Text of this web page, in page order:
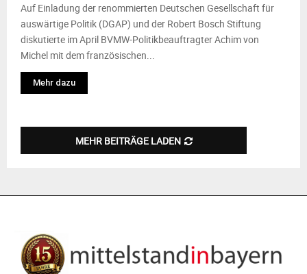
Auf Einladung der renommierten Deutschen Gesellschaft für
auswärtige Politik (DGAP) und der Robert Bosch Stiftung
diskutierte im April BVMW-Politikbeauftragter Achim von
Michel mit dem französischen...
Mehr dazu
MEHR BEITRÄGE LADEN